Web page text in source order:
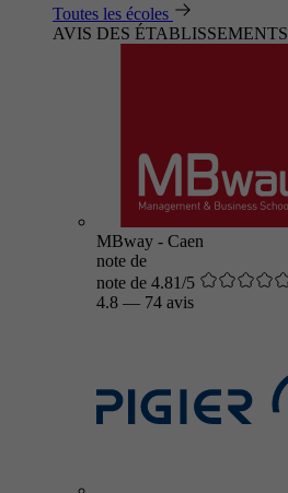
Toutes les écoles
AVIS DES ÉTABLISSEMENTS
MBway - Caen
note de
note de 4.81/5
4.8 — 74 avis